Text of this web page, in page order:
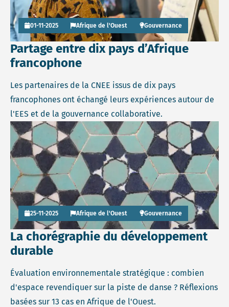
Partage entre dix pays d’Afrique
francophone
Les partenaires de la CNEE issus de dix pays
francophones ont échangé leurs expériences autour de
l'EES et de la gouvernance collaborative.
01-11-2025 Afrique de l'Ouest Gouvernance
La chorégraphie du développement
durable
Évaluation environnementale stratégique : combien
d'espace revendiquer sur la piste de danse ? Réflexions
basées sur 13 cas en Afrique de l'Ouest.
25-11-2025 Afrique de l'Ouest Gouvernance
Read more about La chorégraphie du développement